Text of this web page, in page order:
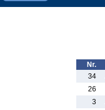
Nr.
34
26
3